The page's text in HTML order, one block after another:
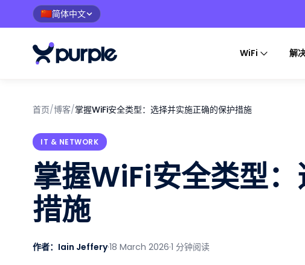
🇨🇳简体中文
WiFi 解
首页/博客/掌握WiFi安全类型：选择并实施正确的保护措施
IT & NETWORK
掌握WiFi安全类型
措施
作者：Iain Jeffery·18 March 2026·1 分钟阅读